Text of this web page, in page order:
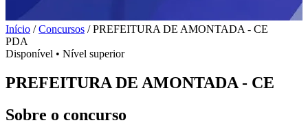
Início / Concursos / PREFEITURA DE AMONTADA - CE
PDA
Disponível • Nível superior
PREFEITURA DE AMONTADA - CE
Sobre o concurso